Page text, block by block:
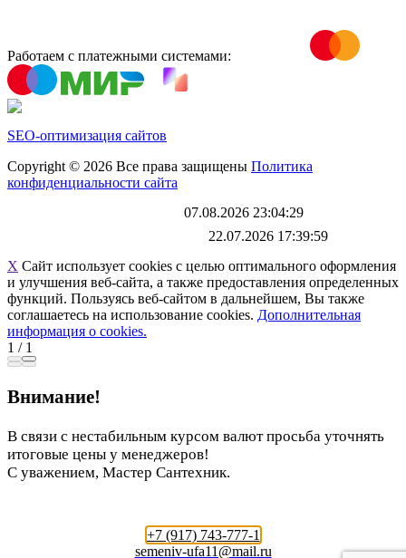
Работаем с платежными системами:
SEO-оптимизация сайтов
Copyright © 2026 Все права защищены Политика
конфиденциальности сайта
07.08.2026 23:04:29
22.07.2026 17:39:59
X Сайт использует cookies с целью оптимального оформления
и улучшения веб-сайта, а также предоставления определенных
функций. Пользуясь веб-сайтом в дальнейшем, Вы также
соглашаетесь на использование cookies. Дополнительная
информация о cookies.
1 / 1
Внимание!
В связи с нестабильным курсом валют просьба уточнять
итоговые цены у менеджеров!
С уважением, Мастер Сантехник.
+7 (917) 743-777-1
semeniv-ufa11@mail.ru